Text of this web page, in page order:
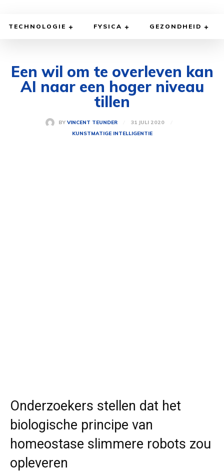
TECHNOLOGIE FYSICA GEZONDHEID
Een wil om te overleven kan
AI naar een hoger niveau
tillen
BY VINCENT TEUNDER
31 JULI 2020
KUNSTMATIGE INTELLIGENTIE
Onderzoekers stellen dat het
biologische principe van
homeostase slimmere robots zou
opleveren